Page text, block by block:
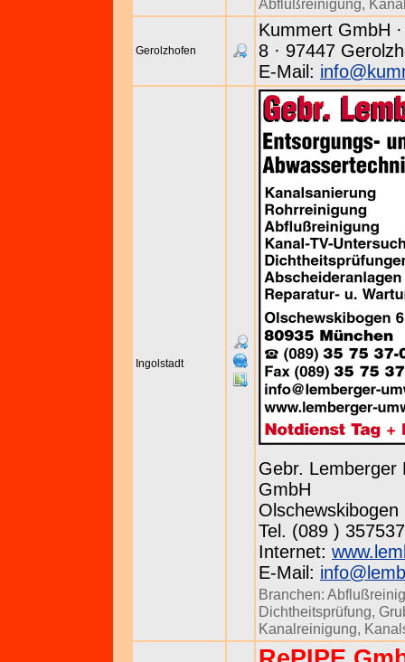
Abflußreinigung,
Gerolzhofen
Kummert GmbH
8 · 97447
E-Mail:
Ingolstadt
Gebr. Lemberger
GmbH
Olschewskibogen
Tel. (089 )
Internet:
E-Mail:
Branchen:
Dichtheitsprüfung,
Kanalreinigung,